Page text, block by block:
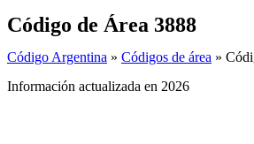
Código de Área 3888
Código Argentina » Códigos de área »
Información actualizada en 2026